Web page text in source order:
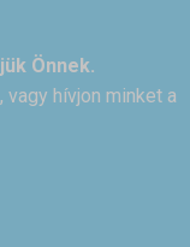
Önnek.
vagy hívjon minket a